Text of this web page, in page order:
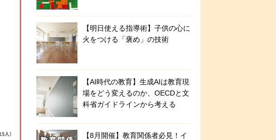
【明日使える指導術】子供の心に
火をつける「褒め」の技術
【AI時代の教育】生成AIは教育現
場をどう変えるのか、OECDと文
科省ガイドラインから考える
【8月開催】教育関係者必見！イ